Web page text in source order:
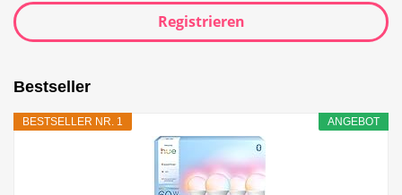
Registrieren
Bestseller
ANGEBOT
BESTSELLER NR. 1